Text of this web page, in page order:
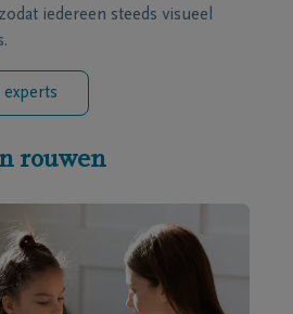
iedereen steeds visueel
experts
rouwen